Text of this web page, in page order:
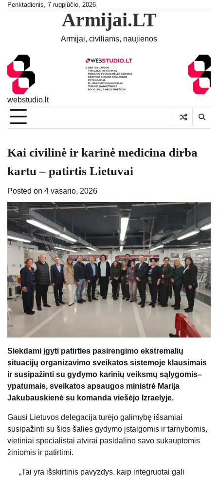
SkipPenktadienis, 7 rugpjūčio, 2026
Armijai.LT
Armijai, civiliams, naujienos
webstudio.lt
Kai civilinė ir karinė medicina dirba
kartu – patirtis Lietuvai
Posted on 4 vasario, 2026
Siekdami įgyti patirties pasirengimo ekstremalių
situacijų organizavimo sveikatos sistemoje klausimais
ir susipažinti su gydymo karinių veiksmų sąlygomis–
ypatumais, sveikatos apsaugos ministrė Marija
Jakubauskienė su komanda viešėjo Izraelyje.
Gausi Lietuvos delegacija turėjo galimybę išsamiai
susipažinti su šios šalies gydymo įstaigomis ir tarnybomis,
vietiniai specialistai atvirai pasidalino savo sukauptomis
žiniomis ir patirtimi.
„Tai yra išskirtinis pavyzdys, kaip integruotai gali